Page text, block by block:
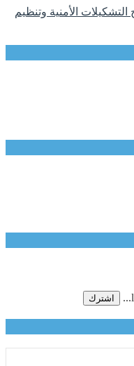
الأمنية وتنظيم
اشترك